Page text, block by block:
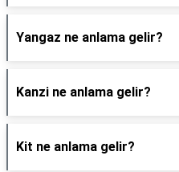
Yangaz ne anlama gelir?
Kanzi ne anlama gelir?
Kit ne anlama gelir?